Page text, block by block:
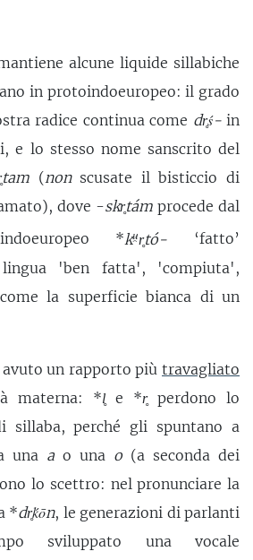
alcune liquide sillabiche
in protoindoeuropeo: il grado
radice continua come dr̥ś-in
e lo stesso nome sanscrito del
(nonscusate il bisticcio di
dove -skr̥támprocede dal
*ku̯r̥tó- ‘fatto’
'ben fatta', 'compiuta',
la superficie bianca di un
un rapporto più travagliato
materna: *l̥ e *r̥perdono lo
sillaba, perché gli spuntano a
una ao una o (a seconda dei
lo scettro: nel pronunciare la
*dr̥ḱōn, le generazioni di parlanti
sviluppato una vocale